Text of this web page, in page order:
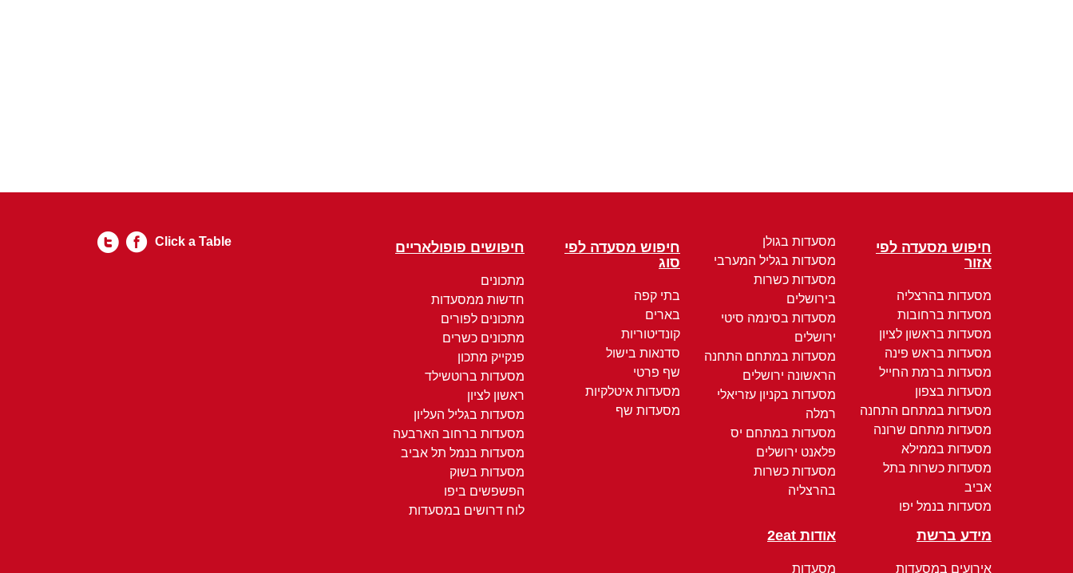
חיפוש מסעדה לפי
אזור
מסעדות בהרצליה
מסעדות ברחובות
מסעדות בראשון לציון
מסעדות בראש פינה
מסעדות ברמת החייל
מסעדות בצפון
מסעדות במתחם התחנה
מסעדות מתחם שרונה
מסעדות בממילא
מסעדות כשרות בתל
אביב
מסעדות בנמל יפו
מסעדות בגולן
מסעדות בגליל המערבי
מסעדות כשרות
בירושלים
מסעדות בסינמה סיטי
ירושלים
מסעדות במתחם התחנה
הראשונה ירושלים
מסעדות בקניון עזריאלי
רמלה
מסעדות במתחם יס
פלאנט ירושלים
מסעדות כשרות
בהרצליה
חיפוש מסעדה לפי
סוג
בתי קפה
בארים
קונדיטוריות
סדנאות בישול
שף פרטי
מסעדות איטלקיות
מסעדות שף
חיפושים פופולאריים
מתכונים
חדשות ממסעדות
מתכונים לפורים
מתכונים כשרים
פנקייק מתכון
מסעדות ברוטשילד
ראשון לציון
מסעדות בגליל העליון
מסעדות ברחוב הארבעה
מסעדות בנמל תל אביב
מסעדות בשוק
הפשפשים ביפו
לוח דרושים במסעדות
מידע ברשת
אירועים במסעדות
אודות 2eat
מסעדות
Click a Table